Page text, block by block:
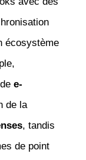
écosystème
e-
de la
, tandis
de point